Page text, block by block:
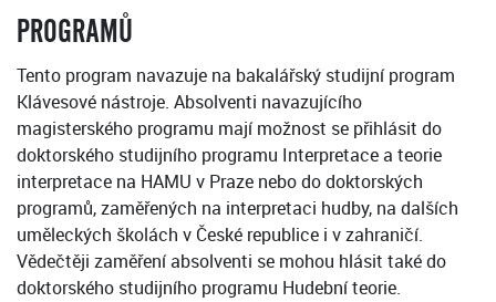
PROGRAMŮ
Tento program navazuje na bakalářský studijní program
Klávesové nástroje. Absolventi navazujícího
magisterského programu mají možnost se přihlásit do
doktorského studijního programu Interpretace a teorie
interpretace na HAMU v Praze nebo do doktorských
programů, zaměřených na interpretaci hudby, na dalších
uměleckých školách v České republice i v zahraničí.
Vědečtěji zaměření absolventi se mohou hlásit také do
doktorského studijního programu Hudební teorie.